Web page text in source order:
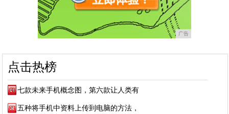
广告
点击热榜
七款未来手机概念图，第六款让人类有
五种将手机中资料上传到电脑的方法，